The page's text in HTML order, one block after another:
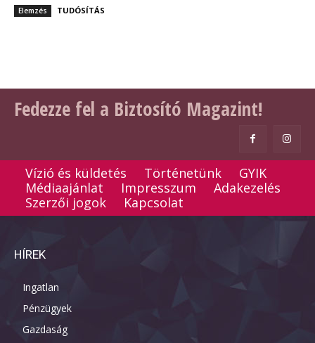
Elemzés TUDÓSÍTÁS
Fedezze fel a Biztosító Magazint!
Vízió és küldetés Történetünk
GYIK
Médiaajánlat
Impresszum
Adakezelés
Szerzői jogok
Kapcsolat
HÍREK
Ingatlan
Pénzügyek
Gazdaság